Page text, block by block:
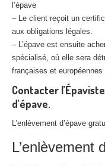
l’épave
– Le client reçoit un
aux obligations légales.
– L’épave est ensuite
spécialisé, où elle sera
françaises et européennes
Contacter
d’épave.
L’enlèvement d’épave
L’enlèvement